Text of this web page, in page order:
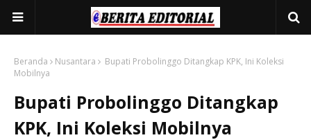
Beranda Nusantara
Bupati Probolinggo Ditangkap KPK, Ini Koleksi
Mobilnya
Bupati Probolinggo Ditangkap
KPK, Ini Koleksi Mobilnya